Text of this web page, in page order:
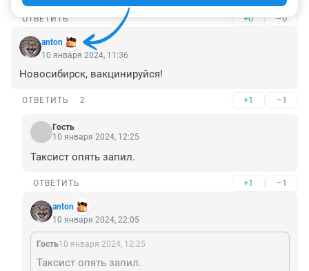
ОТВЕТИТЬ +0 –0
аnton
10 января 2024, 11:36
Новосибирск, вакцинируйся!
ОТВЕТИТЬ 2 +1 –1
Гость
10 января 2024, 12:25
Таксист опять запил.
ОТВЕТИТЬ +1 –1
аnton
10 января 2024, 22:05
Гость10 января 2024, 12:25
Таксист опять запил.